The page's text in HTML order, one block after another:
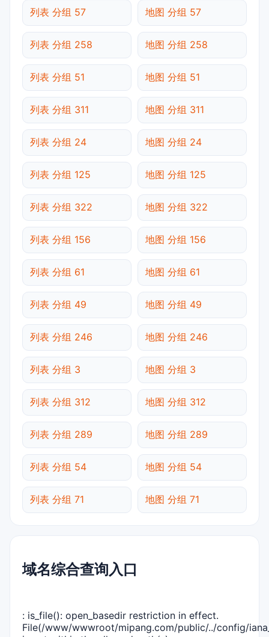
列表 分组 57 地图 分组 57
列表 分组 258 地图 分组 258
列表 分组 51 地图 分组 51
列表 分组 311 地图 分组 311
列表 分组 24 地图 分组 24
列表 分组 125 地图 分组 125
列表 分组 322 地图 分组 322
列表 分组 156 地图 分组 156
列表 分组 61 地图 分组 61
列表 分组 49 地图 分组 49
列表 分组 246 地图 分组 246
列表 分组 3 地图 分组 3
列表 分组 312 地图 分组 312
列表 分组 289 地图 分组 289
列表 分组 54 地图 分组 54
列表 分组 71 地图 分组 71
域名综合查询入口
: is_file(): open_basedir restriction in effect.
File(/www/wwwroot/mipang.com/public/../config/